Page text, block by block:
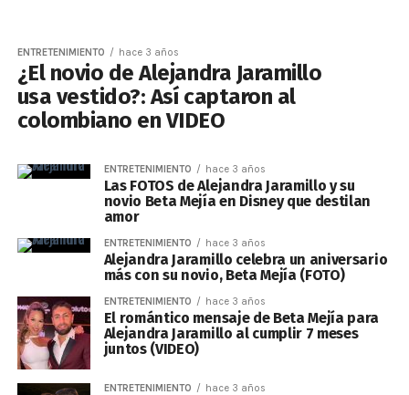
ENTRETENIMIENTO hace 3 años
¿El novio de Alejandra Jaramillo
usa vestido?: Así captaron al
colombiano en VIDEO
ENTRETENIMIENTO hace 3 años
Las FOTOS de Alejandra Jaramillo y su
novio Beta Mejía en Disney que destilan
amor
ENTRETENIMIENTO hace 3 años
Alejandra Jaramillo celebra un aniversario
más con su novio, Beta Mejía (FOTO)
ENTRETENIMIENTO hace 3 años
El romántico mensaje de Beta Mejía para
Alejandra Jaramillo al cumplir 7 meses
juntos (VIDEO)
ENTRETENIMIENTO hace 3 años